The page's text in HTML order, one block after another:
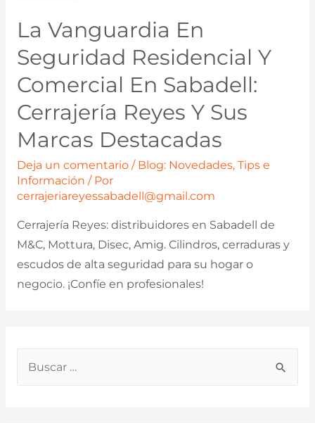
La Vanguardia En
Seguridad Residencial Y
Comercial En Sabadell:
Cerrajería Reyes Y Sus
Marcas Destacadas
Deja un comentario / Blog: Novedades, Tips e
Información / Por
cerrajeriareyessabadell@gmail.com
Cerrajería Reyes: distribuidores en Sabadell de
M&C, Mottura, Disec, Amig. Cilindros, cerraduras y
escudos de alta seguridad para su hogar o
negocio. ¡Confíe en profesionales!